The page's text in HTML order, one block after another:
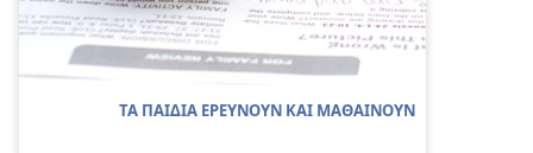
ΤΑ ΠΑΙΔΙΑ ΕΡΕΥΝΟΥΝ ΚΑΙ ΜΑΘΑΙΝΟΥΝ